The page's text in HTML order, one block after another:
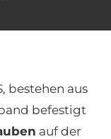
bestehen aus
befestigt
auf der